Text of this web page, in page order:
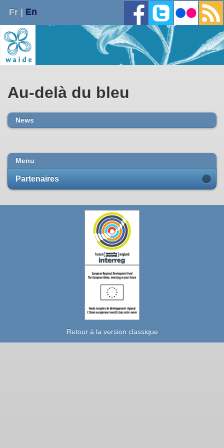
Fr | En
Au-delà du bleu
News
Menu
Partenaires
Retour à la version classique